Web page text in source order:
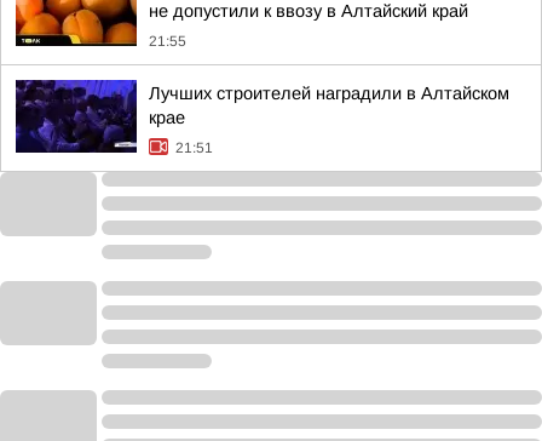
не допустили к ввозу в Алтайский край
21:55
Лучших строителей наградили в Алтайском
крае
21:51